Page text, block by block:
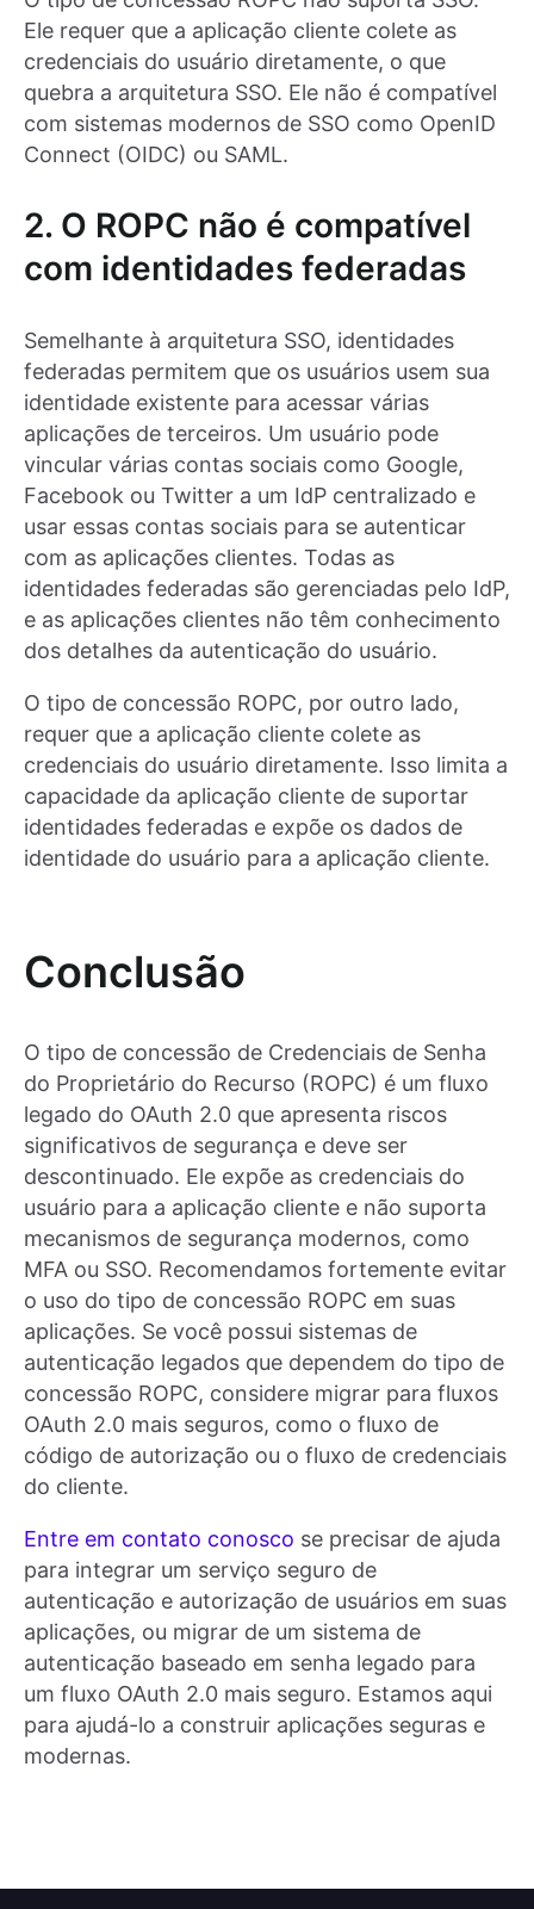
Ele requer que a aplicação cliente colete as
credenciais do usuário diretamente, o que
quebra a arquitetura SSO. Ele não é compatível
com sistemas modernos de SSO como OpenID
Connect (OIDC) ou SAML.
2. O ROPC não é compatível
com identidades federadas
Semelhante à arquitetura SSO, identidades
federadas permitem que os usuários usem sua
identidade existente para acessar várias
aplicações de terceiros. Um usuário pode
vincular várias contas sociais como Google,
Facebook ou Twitter a um IdP centralizado e
usar essas contas sociais para se autenticar
com as aplicações clientes. Todas as
identidades federadas são gerenciadas pelo IdP,
e as aplicações clientes não têm conhecimento
dos detalhes da autenticação do usuário.
O tipo de concessão ROPC, por outro lado,
requer que a aplicação cliente colete as
credenciais do usuário diretamente. Isso limita a
capacidade da aplicação cliente de suportar
identidades federadas e expõe os dados de
identidade do usuário para a aplicação cliente.
Conclusão
O tipo de concessão de Credenciais de Senha
do Proprietário do Recurso (ROPC) é um fluxo
legado do OAuth 2.0 que apresenta riscos
significativos de segurança e deve ser
descontinuado. Ele expõe as credenciais do
usuário para a aplicação cliente e não suporta
mecanismos de segurança modernos, como
MFA ou SSO. Recomendamos fortemente evitar
o uso do tipo de concessão ROPC em suas
aplicações. Se você possui sistemas de
autenticação legados que dependem do tipo de
concessão ROPC, considere migrar para fluxos
OAuth 2.0 mais seguros, como o fluxo de
código de autorização ou o fluxo de credenciais
do cliente.
Entre em contato conosco se precisar de ajuda
para integrar um serviço seguro de
autenticação e autorização de usuários em suas
aplicações, ou migrar de um sistema de
autenticação baseado em senha legado para
um fluxo OAuth 2.0 mais seguro. Estamos aqui
para ajudá-lo a construir aplicações seguras e
modernas.